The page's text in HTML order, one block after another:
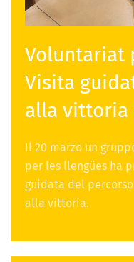
Voluntariat
Visita
alla vittoria
Il 20 marzo un
per les llengües ha
guidata del
alla vittoria.